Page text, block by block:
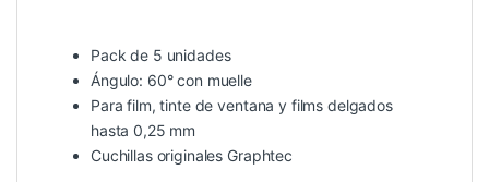
Pack de 5 unidades
Ángulo: 60° con muelle
Para film, tinte de ventana y films delgados
hasta 0,25 mm
Cuchillas originales Graphtec